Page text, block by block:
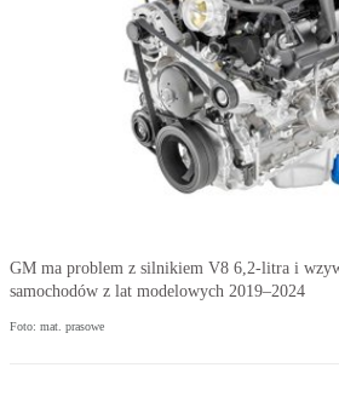
GM ma problem z silnikiem V8 6,2-litra i
samochodów z lat modelowych 2019–2024
Foto: mat. prasowe